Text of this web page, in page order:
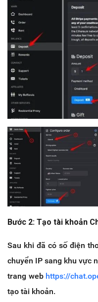
Bước 2: Tạo tài khoản
Sau khi đã có số điện
chuyển IP sang khu vực
trang web https://
tạo tài khoản.